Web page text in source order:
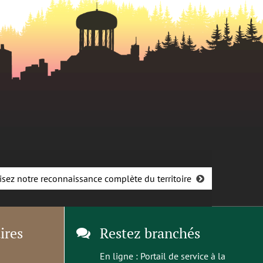
notre reconnaissance complète du territoire
Restez branchés
En ligne : Portail de service à la